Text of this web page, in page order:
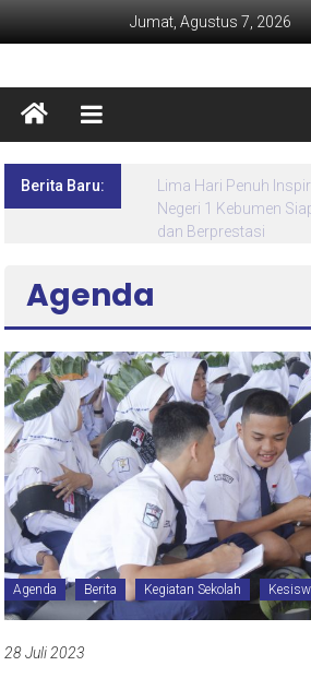
Jumat, Agustus 7, 2026
Berita Baru:
Lima Hari Penuh
Negeri 1 Kebumen
dan Berprestasi
Agenda
Agenda Berita Kegiatan Sekolah
28 Juli 2023